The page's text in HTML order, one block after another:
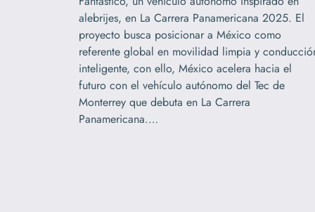
alebrijes, en La Carrera Panamericana 2025. El
proyecto busca posicionar a México como
referente global en movilidad limpia y
inteligente, con ello, México acelera hacia el
futuro con el vehículo autónomo del Tec de
Monterrey que debuta en La Carrera
Panamericana.…